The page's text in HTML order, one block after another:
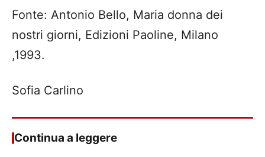
Fonte: Antonio Bello, Maria donna dei
nostri giorni, Edizioni Paoline, Milano
,1993.
Sofia Carlino
Continua a leggere